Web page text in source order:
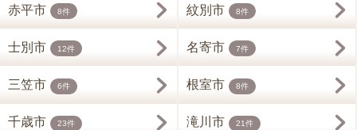
赤平市 8件 紋別市 8件
士別市 12件 名寄市 7件
三笠市 6件 根室市 8件
千歳市 23件 滝川市 21件